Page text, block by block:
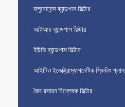
ফ্লুরোসেন্স ব্যান্ডপাস ফিল্টার
আইআর ব্যান্ডপাস ফিল্টার
ইউভি ব্যান্ডপাস ফিল্টার
আইটিও ইলেক্ট্রোম্যাগনেটিক স্কিলিং গ্লাস
জৈব রসায়ন বিশ্লেষক ফিল্টার